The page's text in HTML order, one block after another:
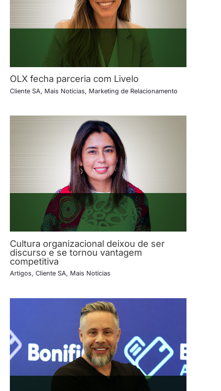
OLX fecha parceria com Livelo
Cliente SA, Mais Notícias, Marketing de Relacionamento
Cultura organizacional deixou de ser
discurso e se tornou vantagem
competitiva
Artigos, Cliente SA, Mais Notícias